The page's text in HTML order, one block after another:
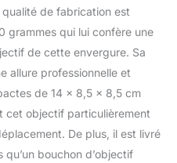
de mise au
n’est que de 29 cm
la fonction de limite de
au point AF permet
acquisition rapide
sujets dans une
comprise entre 29
et 50 cm. Les
nanocristal et
anti-reflet de
qualité de fabrication est
grammes qui lui confère une
de cette envergure. Sa
allure professionnelle et
de 14 x 8,5 x 8,5 cm
cet objectif particulièrement
De plus, il est livré
bouchon d’objectif